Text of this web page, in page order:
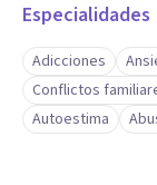
Depresion
Trastornos
Trastornos de
Especialidades
Adicciones
Conflictos
Autoestima